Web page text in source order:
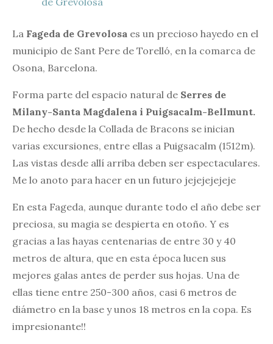
La Fageda de Grevolosa es un precioso hayedo en el
municipio de Sant Pere de Torelló, en la comarca de
Osona, Barcelona.
Forma parte del espacio natural de Serres de
Milany-Santa Magdalena i Puigsacalm-Bellmunt.
De hecho desde la Collada de Bracons se inician
varias excursiones, entre ellas a Puigsacalm (1512m).
Las vistas desde allí arriba deben ser espectaculares.
Me lo anoto para hacer en un futuro jejejejejeje
En esta Fageda, aunque durante todo el año debe ser
preciosa, su magia se despierta en otoño. Y es
gracias a las hayas centenarias de entre 30 y 40
metros de altura, que en esta época lucen sus
mejores galas antes de perder sus hojas. Una de
ellas tiene entre 250-300 años, casi 6 metros de
diámetro en la base y unos 18 metros en la copa. Es
impresionante!!